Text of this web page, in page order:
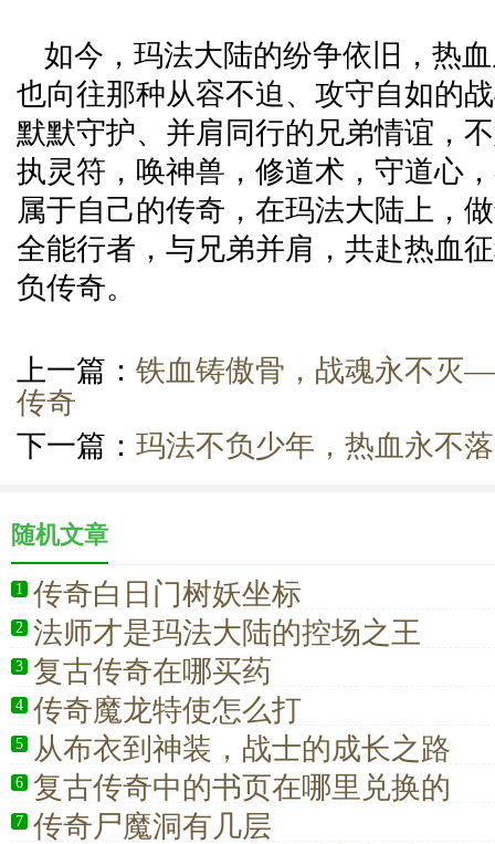
如今，玛法大陆的纷争依旧，热
也向往那种从容不迫、攻守自如的
默默守护、并肩同行的兄弟情谊，
执灵符，唤神兽，修道术，守道心
属于自己的传奇，在玛法大陆上，
全能行者，与兄弟并肩，共赴热血
负传奇。
上一篇： 铁血铸傲骨，战魂永不灭
传奇
下一篇： 玛法不负少年，热血永不
随机文章
1 传奇白日门树妖坐标
2 法师才是玛法大陆的控场之王
3 复古传奇在哪买药
4 传奇魔龙特使怎么打
5 从布衣到神装，战士的成长之路
6 复古传奇中的书页在哪里兑换的
7 传奇尸魔洞有几层